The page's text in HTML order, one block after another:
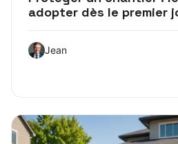
adopter dès le premier
Jean